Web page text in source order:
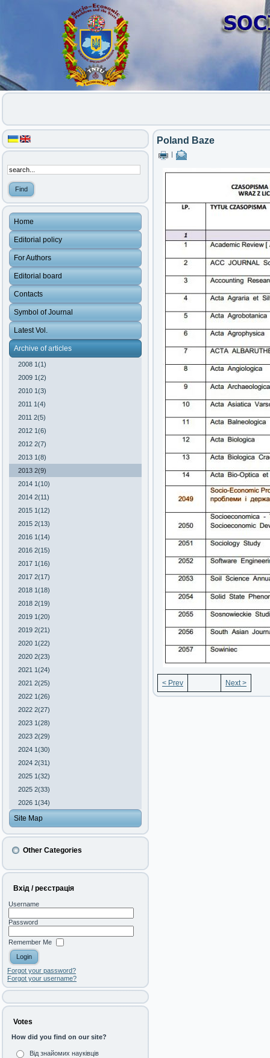
Home
Editorial policy
For Authors
Editorial board
Contacts
Symbol of Journal
Latest Vol.
Archive of articles
2008 1(1)
2009 1(2)
2010 1(3)
2011 1(4)
2011 2(5)
2012 1(6)
2012 2(7)
2013 1(8)
2013 2(9)
2014 1(10)
2014 2(11)
2015 1(12)
2015 2(13)
2016 1(14)
2016 2(15)
2017 1(16)
2017 2(17)
2018 1(18)
2018 2(19)
2019 1(20)
2019 2(21)
2020 1(22)
2020 2(23)
2021 1(24)
2021 2(25)
2022 1(26)
2022 2(27)
2023 1(28)
2023 2(29)
2024 1(30)
2024 2(31)
2025 1(32)
2025 2(33)
2026 1(34)
Site Map
Other Categories
Вхід / реєстрація
Username
Password
Remember Me
Forgot your password?
Forgot your username?
Votes
How did you find on our site?
Від знайомих науківців
Poland Baze
< Prev Next >